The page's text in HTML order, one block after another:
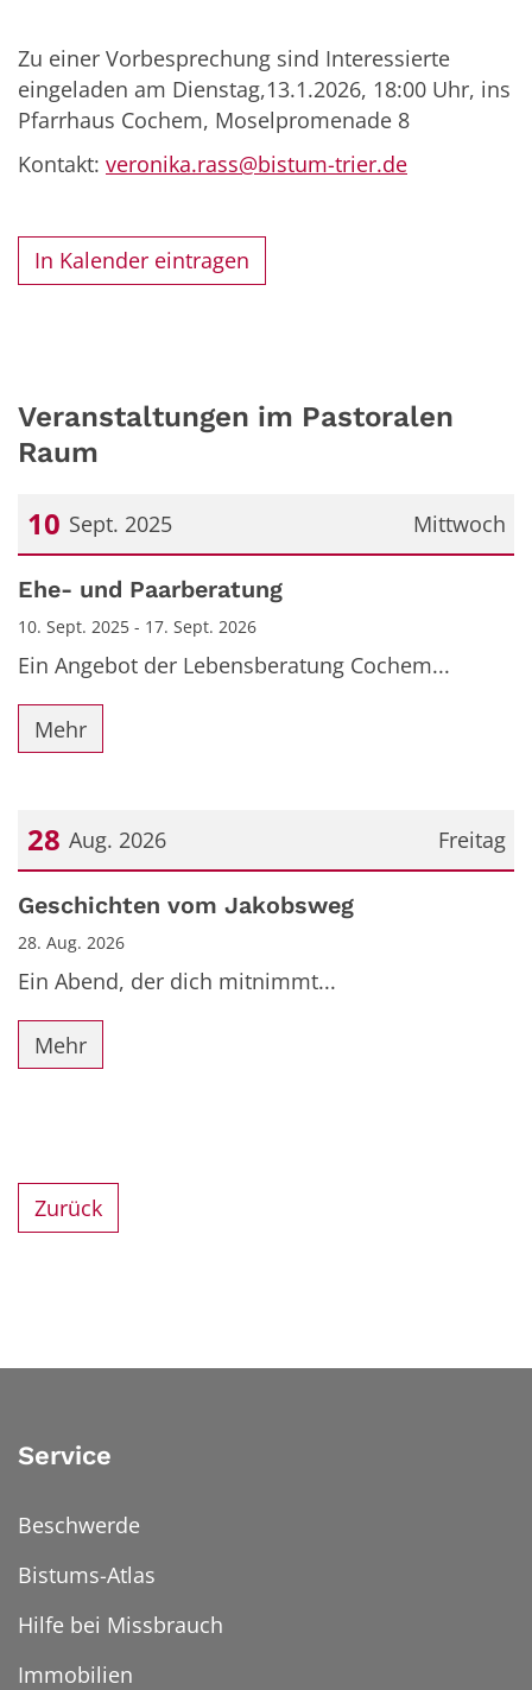
Zu einer Vorbesprechung sind Interessierte
eingeladen am Dienstag,13.1.2026, 18:00 Uhr, ins
Pfarrhaus Cochem, Moselpromenade 8
Kontakt: veronika.rass@bistum-trier.de
In Kalender eintragen
Veranstaltungen im Pastoralen
Raum
Mittwoch
10 Sept. 2025
Datum: 10. September 2025
Ehe- und Paarberatung
10. Sept. 2025 - 17. Sept. 2026
Ein Angebot der Lebensberatung Cochem...
Mehr
Freitag
28 Aug. 2026
Datum: 28. August 2026
Geschichten vom Jakobsweg
28. Aug. 2026
Ein Abend, der dich mitnimmt...
Mehr
Zurück
Service
Beschwerde
Bistums-Atlas
Hilfe bei Missbrauch
Immobilien